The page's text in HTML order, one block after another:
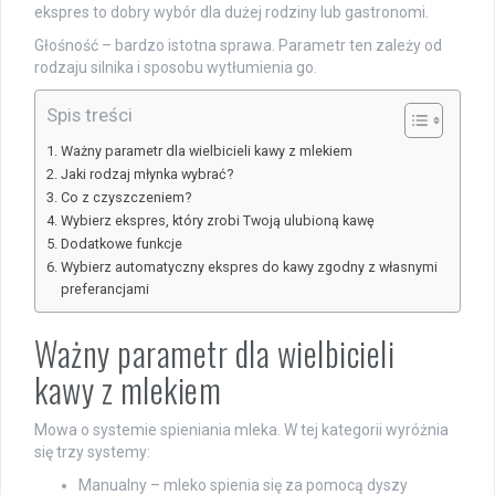
ekspres to dobry wybór dla dużej rodziny lub gastronomi.
Głośność – bardzo istotna sprawa. Parametr ten zależy od
rodzaju silnika i sposobu wytłumienia go.
Spis treści
Ważny parametr dla wielbicieli kawy z mlekiem
Jaki rodzaj młynka wybrać?
Co z czyszczeniem?
Wybierz ekspres, który zrobi Twoją ulubioną kawę
Dodatkowe funkcje
Wybierz automatyczny ekspres do kawy zgodny z własnymi
preferancjami
Ważny parametr dla wielbicieli
kawy z mlekiem
Mowa o systemie spieniania mleka. W tej kategorii wyróżnia
się trzy systemy:
Manualny – mleko spienia się za pomocą dyszy